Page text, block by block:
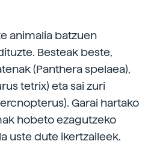
animalia batzuen
Besteak beste,
(Panthera spelaea),
tetrix) eta sai zuri
Garai hartako
hobeto ezagutzeko
uste dute ikertzaileek.